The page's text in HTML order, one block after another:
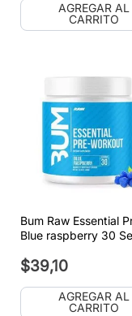
AGREGAR AL
CARRITO
Bum Raw Essential
Blue raspberry 30
$39,10
AGREGAR AL
CARRITO